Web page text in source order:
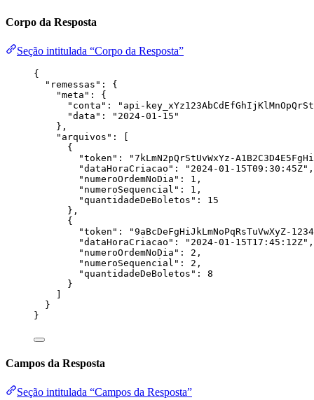
Corpo da Resposta
Seção intitulada “Corpo da Resposta”
{
"remessas" : {
"meta" : {
"conta" : " api-
"data" : " 2024-01-15 "
},
"arquivos" : [
{
"token" : "7kLmN2pQrStUvWxYz-
"dataHoraCriacao" : " 2024-01-15T09:30:45Z" ,
"numeroOrdemNoDia" : 1 ,
"numeroSequencial" : 1 ,
"quantidadeDeBoletos" : 15
},
{
"token" : "9aBcDeFgHiJkLmNoPqRsTuVwXyZ-
"dataHoraCriacao" : " 2024-01-15T17:45:12Z" ,
"numeroOrdemNoDia" : 2 ,
"numeroSequencial" : 2 ,
"quantidadeDeBoletos" : 8
}
}
}
Campos da Resposta
Seção intitulada “Campos da Resposta”